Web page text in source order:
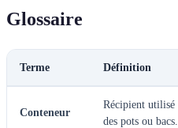
Glossaire
Terme Définition
Conteneur
Récipient utilisé
des pots ou bacs.